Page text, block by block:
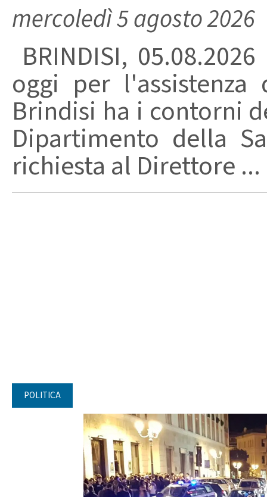
mercoledì 5 agosto 2026
BRINDISI,
oggi per
Brindisi ha i contorni
Dipartimento della
richiesta al Direttore ...
POLITICA